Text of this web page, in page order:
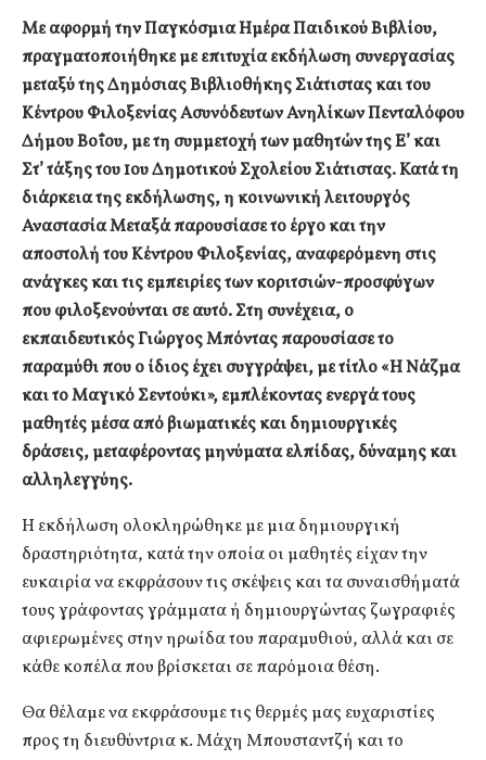
Με αφορμή την Παγκόσμια Ημέρα Παιδικού Βιβλίου,
πραγματοποιήθηκε με επιτυχία εκδήλωση συνεργασίας
μεταξύ της Δημόσιας Βιβλιοθήκης Σιάτιστας και του
Κέντρου Φιλοξενίας Ασυνόδευτων Ανηλίκων Πενταλόφου
Δήμου Βοΐου, με τη συμμετοχή των μαθητών της Ε’ και
Στ’ τάξης του 1ου Δημοτικού Σχολείου Σιάτιστας. Κατά τη
διάρκεια της εκδήλωσης, η κοινωνική λειτουργός
Αναστασία Μεταξά παρουσίασε το έργο και την
αποστολή του Κέντρου Φιλοξενίας, αναφερόμενη στις
ανάγκες και τις εμπειρίες των κοριτσιών-προσφύγων
που φιλοξενούνται σε αυτό. Στη συνέχεια, ο
εκπαιδευτικός Γιώργος Μπόντας παρουσίασε το
παραμύθι που ο ίδιος έχει συγγράψει, με τίτλο «Η Νάζμα
και το Μαγικό Σεντούκι», εμπλέκοντας ενεργά τους
μαθητές μέσα από βιωματικές και δημιουργικές
δράσεις, μεταφέροντας μηνύματα ελπίδας, δύναμης και
αλληλεγγύης.
Η εκδήλωση ολοκληρώθηκε με μια δημιουργική
δραστηριότητα, κατά την οποία οι μαθητές είχαν την
ευκαιρία να εκφράσουν τις σκέψεις και τα συναισθήματά
τους γράφοντας γράμματα ή δημιουργώντας ζωγραφιές
αφιερωμένες στην ηρωίδα του παραμυθιού, αλλά και σε
κάθε κοπέλα που βρίσκεται σε παρόμοια θέση.
Θα θέλαμε να εκφράσουμε τις θερμές μας ευχαριστίες
προς τη διευθύντρια κ. Μάχη Μπουσταντζή και το